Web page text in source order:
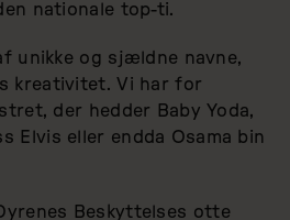
nationale top-ti.
unikke og sjældne navne,
kreativitet. Vi har for
der hedder Baby Yoda,
Elvis eller endda Osama bin
Beskyttelses otte